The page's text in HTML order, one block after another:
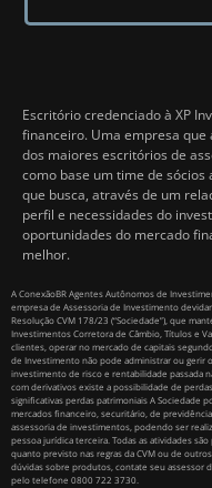
Escritório credenciado à XP
financeiro. Uma empresa que
dos maiores escritórios de
como base um time de
que busca, através de um
perfil e necessidades do
oportunidades do mercado
melhor.
A ConexãoBR Agentes Autônomos de
empresa de Assessoria de Investimento
Resolução CVM 178/23 (“Sociedade”), que
Investimentos Corretora de Câmbio, Títulos e
clientes, operar no mercado de capitais
de Investimento não pode administrar ou gerir
investimento de risco e rentabilidade passada
com derivativos existe a possibilidade de
significativas perdas patrimoniais A Sociedade
mercados financeiro, securitário, de
assessoria de investimentos, podendo ser
pessoa jurídica terceira. Todas as atividades
quanto previsto nas regras da CVM ou de
dúvidas sobre produtos, contate seu assessor
pelo telefone 0800 722 3730.